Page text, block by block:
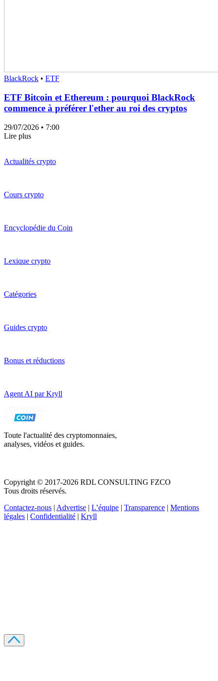
BlackRock • ETF
ETF Bitcoin et Ethereum : pourquoi BlackRock
commence à préférer l'ether au roi des cryptos
29/07/2026 • 7:00
Lire plus
Actualités crypto
Cours crypto
Encyclopédie du Coin
Lexique crypto
Catégories
Guides crypto
Bonus et réductions
Agent AI par Kryll
Toute l'actualité des cryptomonnaies,
analyses, vidéos et guides.
Copyright © 2017-2026 RDL CONSULTING FZCO
Tous droits réservés.
Contactez-nous | Advertise | L’équipe | Transparence | Mentions
légales | Confidentialité | Kryll